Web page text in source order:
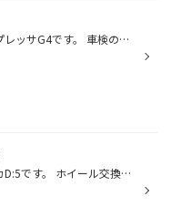
今回の車はインプレッサG4です。 車検のご依頼をいただきました。 ありがとうございますm(_ _)m キッチリ車検整備・清掃させていただきました。 快適に走っていただけるはずです！ お買い上げありがとうございましたm(_ _)m
今回の車はデリカD:5です。 ホイール交換のご依頼をいただきました。 ありがとうございますm(_ _)m ホイールはXTREME-Jです。 SUVらしいゴツゴツとした感じがイイですね(´▽｀) 本来のデリカに戻ったきがします。 すごくお似合いです。 お買い上げありがとうございましたm(_ _)m